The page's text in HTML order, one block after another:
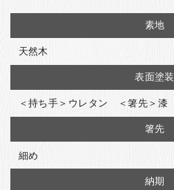
素地
天然木
表面塗装
＜持ち手＞ウレタン ＜箸先＞漆
箸先
細め
納期